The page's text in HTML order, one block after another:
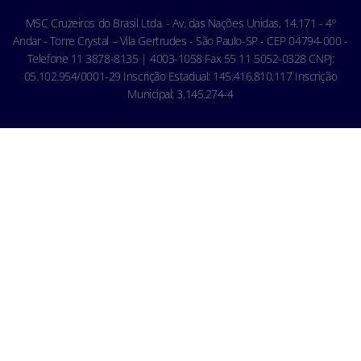
Condições gerais de transporte
MSC Cruzeiros do Brasil Ltda. - Av. das Nações Unidas, 14.171 - 4º
Andar - Torre Crystal – Vila Gertrudes - São Paulo-SP - CEP 04794-000 -
Telefone 11 3878-8135 | 4003-1058 Fax 55 11 5052-0328 CNPJ:
05.102.954/0001-29 Inscrição Estadual: 145.416.810.117 Inscrição
Municipal: 3.145.274-4